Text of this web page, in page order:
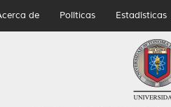
de Políticas Estadísticas